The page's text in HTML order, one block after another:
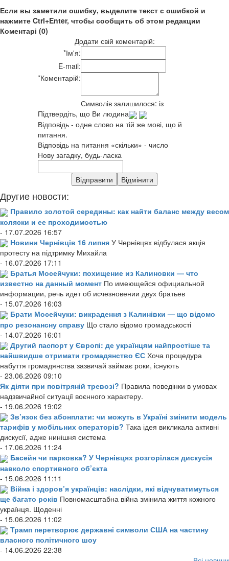
Если вы заметили ошибку, выделите текст с ошибкой и
нажмите Ctrl+Enter, чтобы сообщить об этом редакции
Коментарі (0)
Додати свій коментарій:
*Ім'я:
E-mail:
*Коментарій:
Символів залишилося: із
Підтвердіть, що Ви людина
Відповідь - одне слово на тій же мові, що й
питання.
Відповідь на питання «скільки» - число
Нову загадку, будь-ласка
Другие новости:
Правило золотой середины: как найти баланс между весом
коляски и ее проходимостью
- 17.07.2026 16:57
Новини Чернівців 16 липня У Чернівцях відбулася акція
протесту на підтримку Михайла
- 16.07.2026 17:11
Братья Мосейчуки: похищение из Калиновки — что
известно на данный момент По имеющейся официальной
информации, речь идет об исчезновении двух братьев
- 15.07.2026 16:03
Брати Мосейчуки: викрадення з Калинівки — що відомо
про резонансну справу Що стало відомо громадськості
- 14.07.2026 16:01
Другий паспорт у Європі: де українцям найпростіше та
найшвидше отримати громадянство ЄС Хоча процедура
набуття громадянства зазвичай займає роки, існують
- 23.06.2026 09:10
Як діяти при повітряній тревозі? Правила поведінки в умовах
надзвичайної ситуації воєнного характеру.
- 19.06.2026 19:02
Зв’язок без абонплати: чи можуть в Україні змінити модель
тарифів у мобільних операторів? Така ідея викликала активні
дискусії, адже нинішня система
- 17.06.2026 11:24
Басейн чи парковка? У Чернівцях розгорілася дискусія
навколо спортивного об’єкта
- 15.06.2026 11:11
Війна і здоров’я українців: наслідки, які відчуватимуться
ще багато років Повномасштабна війна змінила життя кожного
українця. Щоденні
- 15.06.2026 11:02
Трамп перетворює державні символи США на частину
власного політичного шоу
- 14.06.2026 22:38